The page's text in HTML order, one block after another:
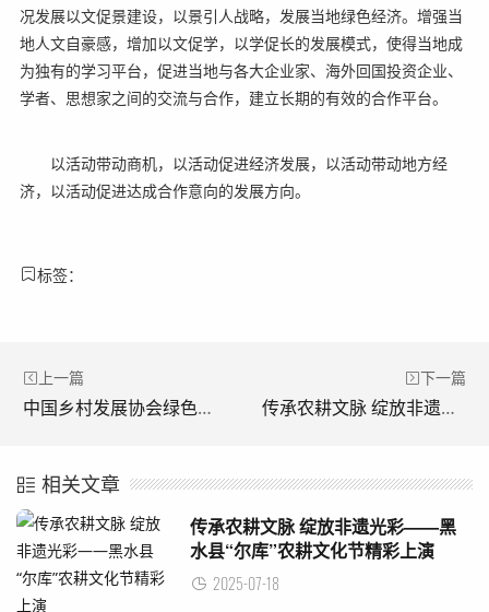
况发展以文促景建设，以景引人战略，发展当地绿色经济。增强当
地人文自豪感，增加以文促学，以学促长的发展模式，使得当地成
为独有的学习平台，促进当地与各大企业家、海外回国投资企业、
学者、思想家之间的交流与合作，建立长期的有效的合作平台。
以活动带动商机，以活动促进经济发展，以活动带动地方经
济，以活动促进达成合作意向的发展方向。
标签：
上一篇
中国乡村发展协会绿色乡村共建项目办与苏州国洁纺织创新产品研讨会在京召开
下一篇
传承农耕文脉 绽放非遗光彩——黑水县“尔库”农耕文化节精彩上演
相关文章
传承农耕文脉 绽放非遗光彩——黑
水县“尔库”农耕文化节精彩上演
2025-07-18